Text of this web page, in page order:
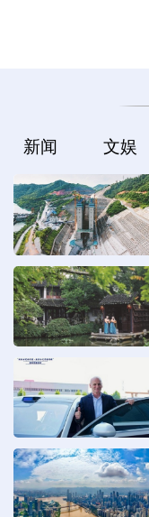
新闻 文娱